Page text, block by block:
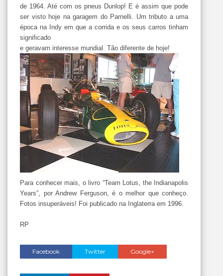
de 1964. Até com os pneus Dunlop! E é assim que pode
ser visto hoje na garagem do Parnelli. Um tributo a uma
época na Indy em que a corrida e os seus carros tinham
significado
e geravam interesse mundial. Tão diferente de hoje!
Para conhecer mais, o livro “Team Lotus, the Indianapolis
Years”, por Andrew Ferguson, é o melhor que conheço.
Fotos insuperáveis! Foi publicado na Inglaterra em 1996.
RP
Facebook Twitter Google+